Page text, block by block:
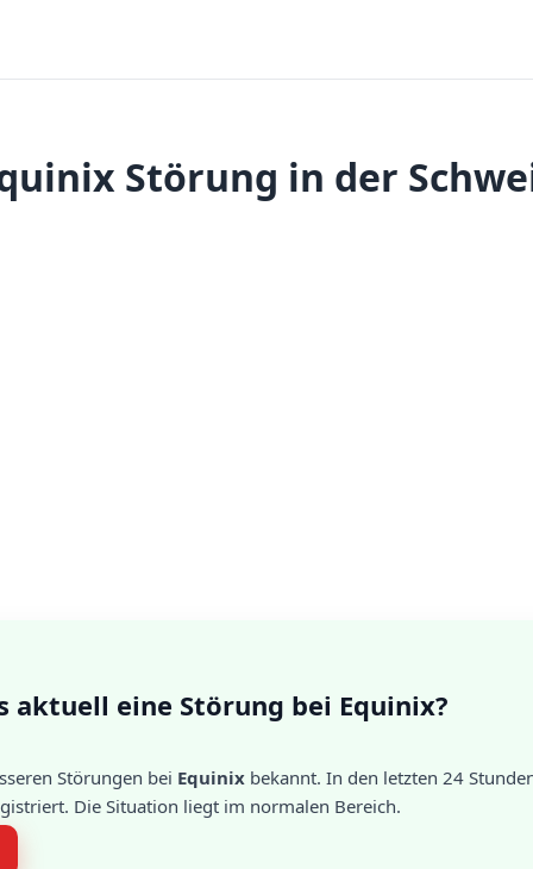
Störung in der
aktuell eine Störung bei Equinix?
Störungen bei Equinix bekannt. In den letzten 24
Die Situation liegt im normalen Bereich.